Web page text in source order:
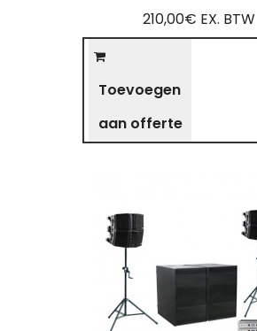
210,00€ EX. BTW
Toevoegen
aan offerte